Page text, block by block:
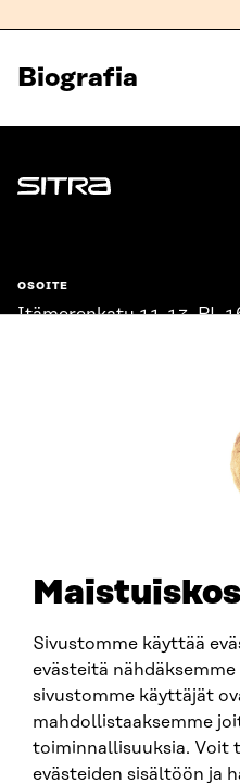
Sivustomme käyttää
evästeitä
sivustomme käyttäjät
mahdollistaaksemme
toiminnallisuuksia. Voit
evästeiden sisältöön ja
Biografia
Sitra
OSOITE
Itämerenkatu 11-13, PL
SITRA SOSIAALISESSA MEDIASSA
LinkedIn
Instagram
YouTube